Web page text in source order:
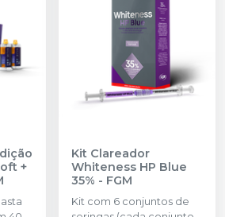
+
Kit Clareador
Whiteness HP Blue
35% - FGM
Kit com 6 conjuntos de